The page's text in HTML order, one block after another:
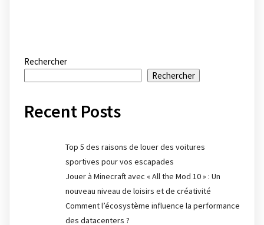
Rechercher
Rechercher
Recent Posts
Top 5 des raisons de louer des voitures
sportives pour vos escapades
Jouer à Minecraft avec « All the Mod 10 » : Un
nouveau niveau de loisirs et de créativité
Comment l’écosystème influence la performance
des datacenters ?